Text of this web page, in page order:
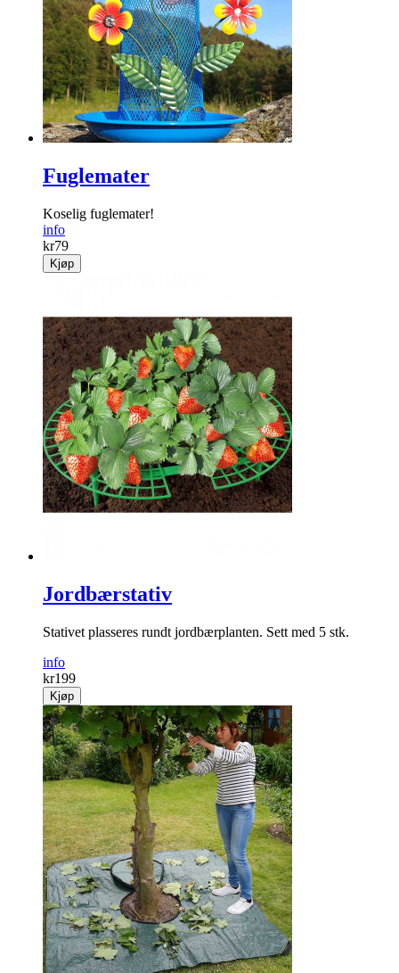
Fuglemater
Koselig fuglemater!
info
kr79
Kjøp
Jordbærstativ
Stativet plasseres rundt jordbærplanten. Sett med 5 stk.
info
kr199
Kjøp